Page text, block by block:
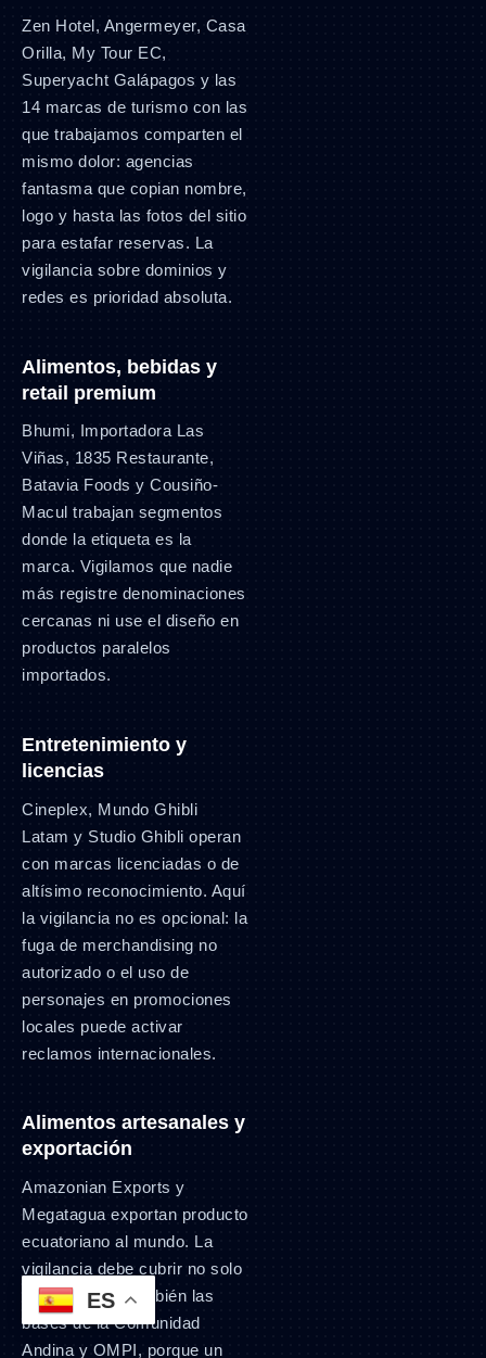
Zen Hotel, Angermeyer, Casa
Orilla, My Tour EC,
Superyacht Galápagos y las
14 marcas de turismo con las
que trabajamos comparten el
mismo dolor: agencias
fantasma que copian nombre,
logo y hasta las fotos del sitio
para estafar reservas. La
vigilancia sobre dominios y
redes es prioridad absoluta.
Alimentos, bebidas y
retail premium
Bhumi, Importadora Las
Viñas, 1835 Restaurante,
Batavia Foods y Cousiño-
Macul trabajan segmentos
donde la etiqueta es la
marca. Vigilamos que nadie
más registre denominaciones
cercanas ni use el diseño en
productos paralelos
importados.
Entretenimiento y
licencias
Cineplex, Mundo Ghibli
Latam y Studio Ghibli operan
con marcas licenciadas o de
altísimo reconocimiento. Aquí
la vigilancia no es opcional: la
fuga de merchandising no
autorizado o el uso de
personajes en promociones
locales puede activar
reclamos internacionales.
Alimentos artesanales y
exportación
Amazonian Exports y
Megatagua exportan producto
ecuatoriano al mundo. La
vigilancia debe cubrir no solo
Ecuador sino también las
bases de la Comunidad
Andina y OMPI, porque un
ES